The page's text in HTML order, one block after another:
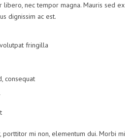
nec tempor magna. Mauris sed ex
dignissim ac est.
fringilla
consequat
porttitor mi non, elementum dui. Morbi mi